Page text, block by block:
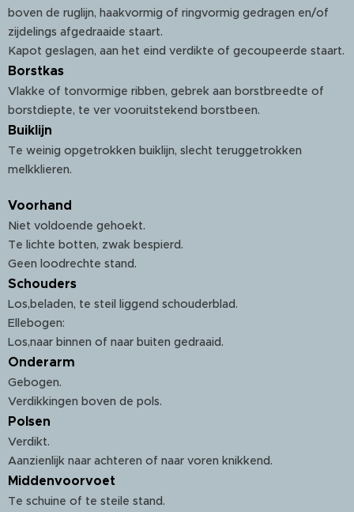
boven de ruglijn, haakvormig of ringvormig gedragen en/of
zijdelings afgedraaide staart.
Kapot geslagen, aan het eind verdikte of gecoupeerde staart.
Borstkas
Vlakke of tonvormige ribben, gebrek aan borstbreedte of
borstdiepte, te ver vooruitstekend borstbeen.
Buiklijn
Te weinig opgetrokken buiklijn, slecht teruggetrokken
melkklieren.
Voorhand
Niet voldoende gehoekt.
Te lichte botten, zwak bespierd.
Geen loodrechte stand.
Schouders
Los,beladen, te steil liggend schouderblad.
Ellebogen:
Los,naar binnen of naar buiten gedraaid.
Onderarm
Gebogen.
Verdikkingen boven de pols.
Polsen
Verdikt.
Aanzienlijk naar achteren of naar voren knikkend.
Middenvoorvoet
Te schuine of te steile stand.